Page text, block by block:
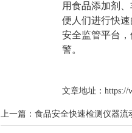
用食品添加剂
便人们进行快
安全监管平台
警。
文章地址： https://
上一篇：食品安全快速检测仪器流